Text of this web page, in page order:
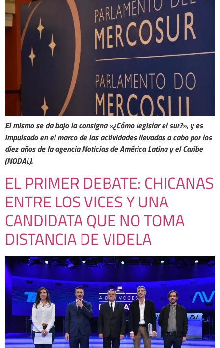
El mismo se da bajo la consigna «¿Cómo legislar el sur?», y es
impulsado en el marco de las actividades llevadas a cabo por los
diez años de la agencia Noticias de América Latina y el Caribe
(NODAL).
EL PRIMER DEBATE: CHICANAS
ENTRE LOS VICES Y UNA
CANDIDATA QUE NO TOMA
DISTANCIA DE VIDELA